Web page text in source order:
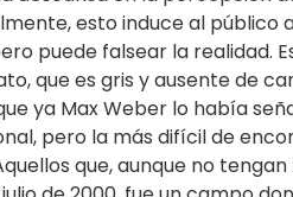
esto induce al público
puede falsear la realidad.
que es gris y ausente de
ya Max Weber lo había
pero la más difícil de
que, aunque no